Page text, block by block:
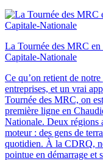
La Tournée des MRC en
Capitale‑Nationale
Ce qu’on retient de notre
entreprises, et un vrai
Tournée des MRC, on
première ligne en
Nationale. Deux régions
moteur : des gens de
quotidien. À la CDRQ,
pointue en démarrage et